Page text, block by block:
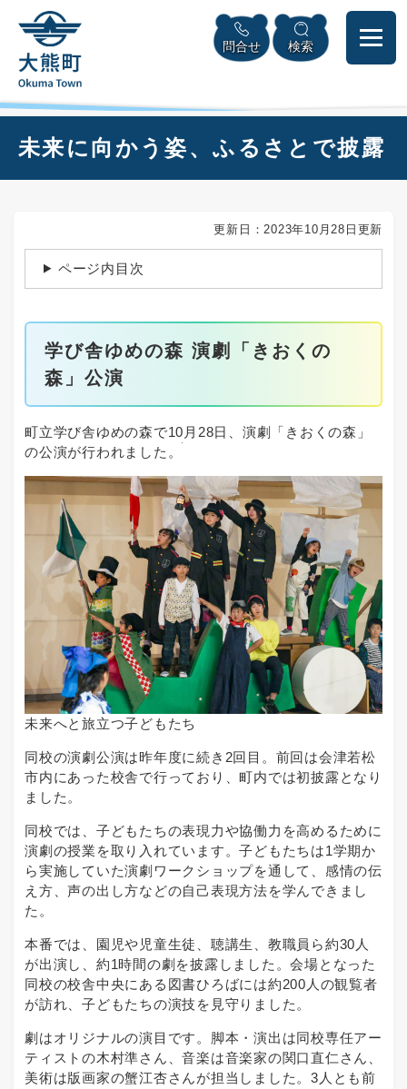
頭
メニューを飛ばして本文へ
問合せ 検索
未来に向かう姿、ふるさとで披露
更新日：2023年10月28日更新
ページ内目次
学び舎ゆめの森 演劇「きおくの
森」公演
町立学び舎ゆめの森で10月28日、演劇「きおくの森」
の公演が行われました。
未来へと旅立つ子どもたち
同校の演劇公演は昨年度に続き2回目。前回は会津若松
市内にあった校舎で行っており、町内では初披露となり
ました。
同校では、子どもたちの表現力や協働力を高めるために
演劇の授業を取り入れています。子どもたちは1学期か
ら実施していた演劇ワークショップを通して、感情の伝
え方、声の出し方などの自己表現方法を学んできまし
た。
本番では、園児や児童生徒、聴講生、教職員ら約30人
が出演し、約1時間の劇を披露しました。会場となった
同校の校舎中央にある図書ひろばには約200人の観覧者
が訪れ、子どもたちの演技を見守りました。
劇はオリジナルの演目です。脚本・演出は同校専任アー
ティストの木村準さん、音楽は音楽家の関口直仁さん、
美術は版画家の蟹江杏さんが担当しました。3人とも前